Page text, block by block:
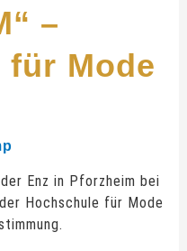
–
Mode
Enz in Pforzheim bei
Hochschule für Mode